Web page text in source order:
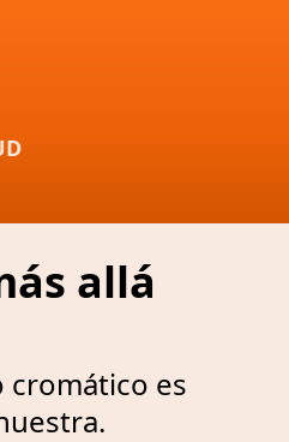
allá
cromático es